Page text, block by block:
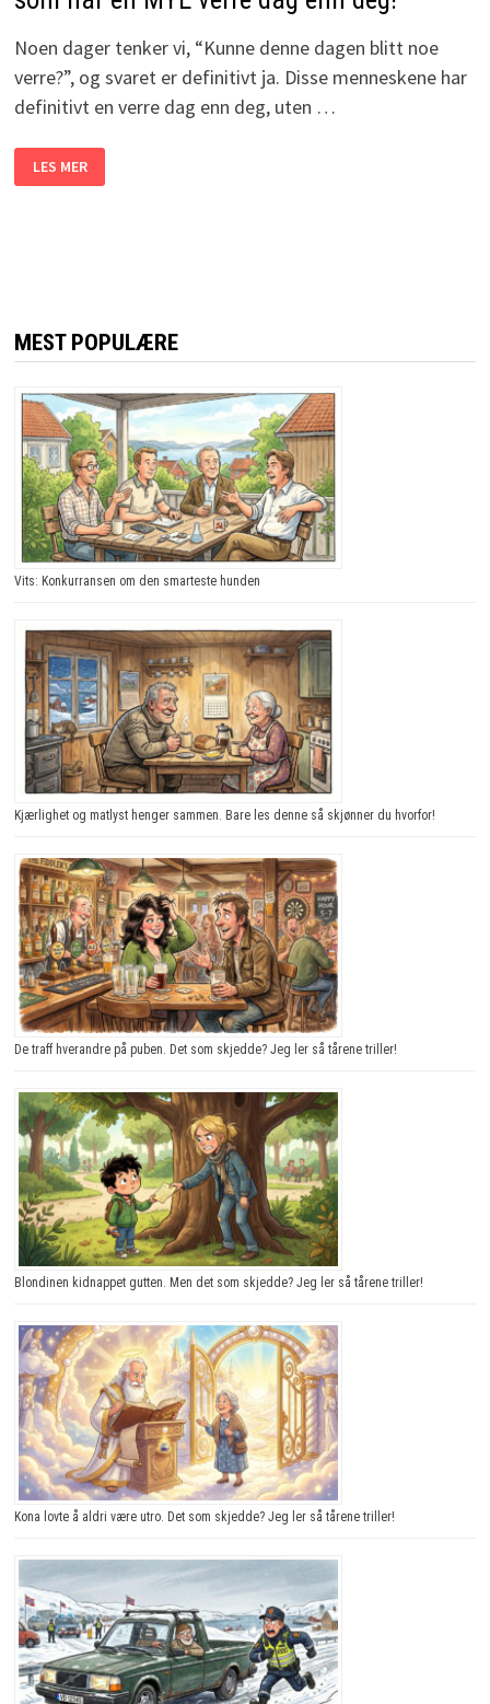
Noen dager tenker vi, “Kunne denne dagen blitt noe
verre?”, og svaret er definitivt ja. Disse menneskene har
definitivt en verre dag enn deg, uten …
DET
KUNNE
VÆRT
VERRE
DAG
LES MER
MEST POPULÆRE
Vits: Konkurransen om den smarteste hunden
Kjærlighet og matlyst henger sammen. Bare les denne så skjønner du hvorfor!
De traff hverandre på puben. Det som skjedde? Jeg ler så tårene triller!
Blondinen kidnappet gutten. Men det som skjedde? Jeg ler så tårene triller!
Kona lovte å aldri være utro. Det som skjedde? Jeg ler så tårene triller!